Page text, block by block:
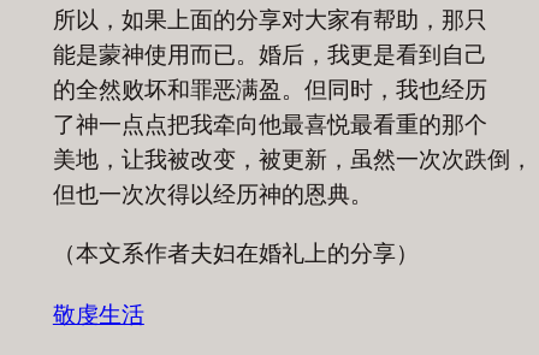
所以，如果上面的分享对大家有帮助，那只
能是蒙神使用而已。婚后，我更是看到自己
的全然败坏和罪恶满盈。但同时，我也经历
了神一点点把我牵向他最喜悦最看重的那个
美地，让我被改变，被更新，虽然一次次跌倒，
但也一次次得以经历神的恩典。
（本文系作者夫妇在婚礼上的分享）
敬虔生活